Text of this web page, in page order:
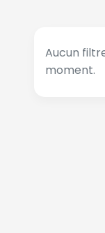
Aucun
moment.